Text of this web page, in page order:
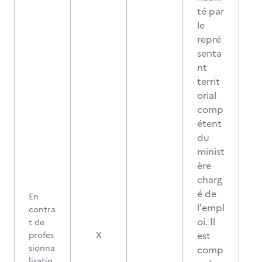
En
contra
t de
profes
sionna
X
té par
le
repré
senta
nt
territ
orial
comp
étent
du
minist
ère
charg
é de
l'empl
oi. Il
est
comp